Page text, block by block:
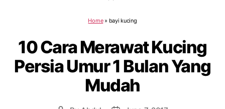
Home» bayi kucing
10 Cara Merawat Kucing
Persia Umur 1 Bulan Yang
Mudah